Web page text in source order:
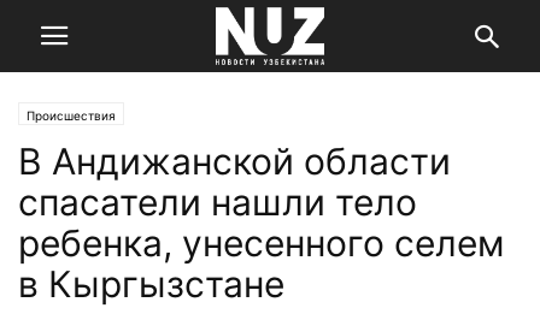
Происшествия
В Андижанской области
спасатели нашли тело
ребенка, унесенного селем
в Кыргызстане